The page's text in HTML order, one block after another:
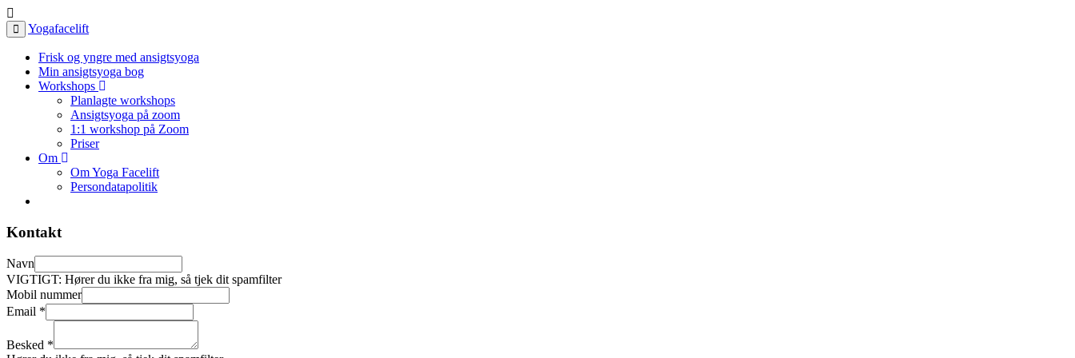
Yogafacelift
Frisk og yngre med ansigtsyoga
Min ansigtsyoga bog
Workshops
Planlagte workshops
Ansigtsyoga på zoom
1:1 workshop på Zoom
Priser
Om
Om Yoga Facelift
Persondatapolitik
Kontakt
Navn
VIGTIGT: Hører du ikke fra mig, så tjek dit spamfilter
Mobil nummer
Email *
Besked *